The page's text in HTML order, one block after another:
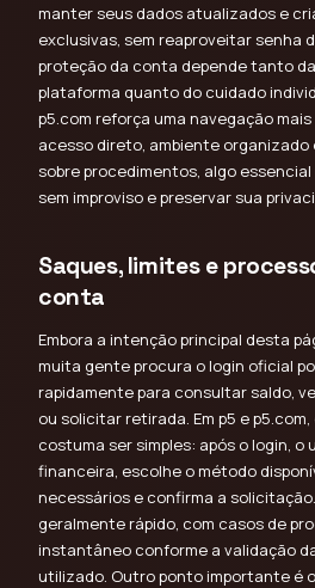
manter seus dados atualizados e
exclusivas, sem reaproveitar senha
proteção da conta depende tanto
plataforma quanto do cuidado
p5.com reforça uma navegação
acesso direto, ambiente organizado
sobre procedimentos, algo
sem improviso e preservar sua
Saques, limites e
conta
Embora a intenção principal desta
muita gente procura o login oficial
rapidamente para consultar saldo,
ou solicitar retirada. Em p5 e
costuma ser simples: após o login, o
financeira, escolhe o método
necessários e confirma a
geralmente rápido, com casos de
instantâneo conforme a validação
utilizado. Outro ponto importante é